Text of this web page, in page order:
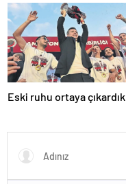
Eski ruhu ortaya çıkardık